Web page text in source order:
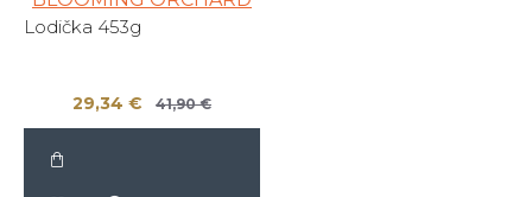
Lodička 453g
29,34 € 41,90 €